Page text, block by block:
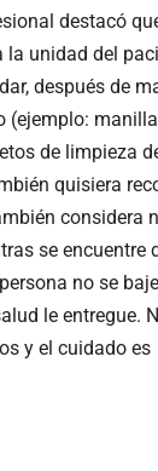
destacó
unidad del
después de
(ejemplo:
de limpieza
quisiera
considera
se encuentre
no se
le entregue.
y el cuidado es